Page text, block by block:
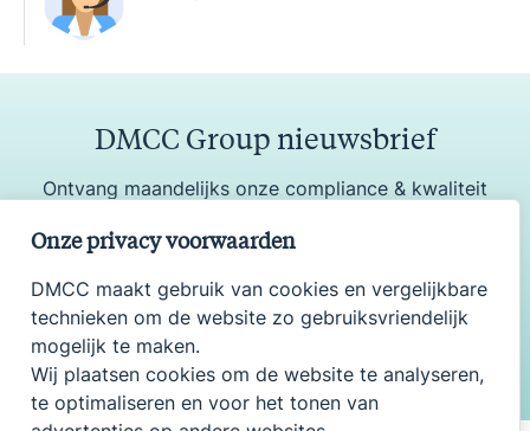
Onze privacy voorwaarden
DMCC maakt gebruik van cookies en vergelijkbare
technieken om de website zo gebruiksvriendelijk
mogelijk te maken.
Wij plaatsen cookies om de website te analyseren,
te optimaliseren en voor het tonen van
DMCC Group nieuwsbrief
Ontvang maandelijks onze compliance & kwaliteit